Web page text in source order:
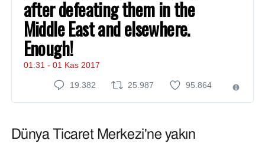
paylaşımını
geçin
after defeating them in the
Middle East and elsewhere.
Enough!
01:31 - 01 Kas 2017
19.382 19.382 25.987 25.987Retweet
95.86495.864Twitter
@realDonaldTrump
tarafından
Dünya Ticaret Merkezi'ne yakın